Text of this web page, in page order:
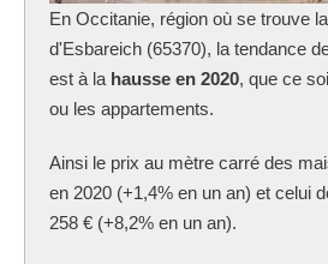
En Occitanie, région où se trouve
d'Esbareich (65370), la tendance
est à la hausse en 2020, que ce
ou les appartements.
Ainsi le prix au mètre carré des
en 2020 (+1,4% en un an) et celui
258 € (+8,2% en un an).